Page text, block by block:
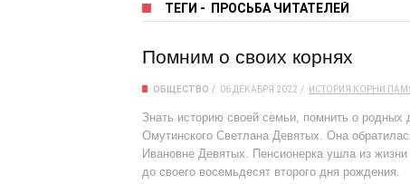
ТЕГИ - ПРОСЬБА ЧИТАТЕЛЕЙ
Помним о своих корнях
ОБЩЕСТВО 06 ДЕКАБРЯ 2022 ИСТОРИЯ КОРНИ
Знать историю своей семьи, помнить о
Омутинского Светлана Девятых. Она
Ивановне Девятых. Пенсионерка ушла из
до своего восемьдесят второго дня рождения.